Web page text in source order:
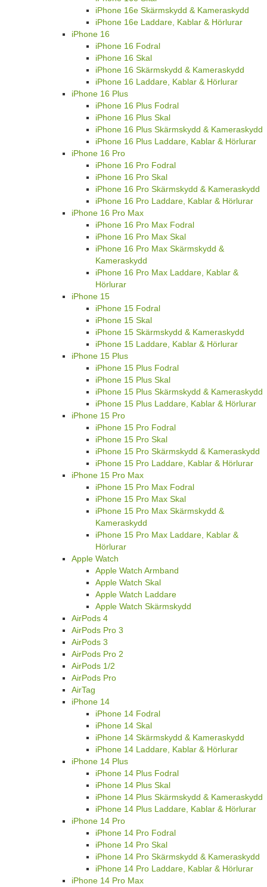
iPhone 16e Skärmskydd & Kameraskydd
iPhone 16e Laddare, Kablar & Hörlurar
iPhone 16
iPhone 16 Fodral
iPhone 16 Skal
iPhone 16 Skärmskydd & Kameraskydd
iPhone 16 Laddare, Kablar & Hörlurar
iPhone 16 Plus
iPhone 16 Plus Fodral
iPhone 16 Plus Skal
iPhone 16 Plus Skärmskydd & Kameraskydd
iPhone 16 Plus Laddare, Kablar & Hörlurar
iPhone 16 Pro
iPhone 16 Pro Fodral
iPhone 16 Pro Skal
iPhone 16 Pro Skärmskydd & Kameraskydd
iPhone 16 Pro Laddare, Kablar & Hörlurar
iPhone 16 Pro Max
iPhone 16 Pro Max Fodral
iPhone 16 Pro Max Skal
iPhone 16 Pro Max Skärmskydd &
Kameraskydd
iPhone 16 Pro Max Laddare, Kablar &
Hörlurar
iPhone 15
iPhone 15 Fodral
iPhone 15 Skal
iPhone 15 Skärmskydd & Kameraskydd
iPhone 15 Laddare, Kablar & Hörlurar
iPhone 15 Plus
iPhone 15 Plus Fodral
iPhone 15 Plus Skal
iPhone 15 Plus Skärmskydd & Kameraskydd
iPhone 15 Plus Laddare, Kablar & Hörlurar
iPhone 15 Pro
iPhone 15 Pro Fodral
iPhone 15 Pro Skal
iPhone 15 Pro Skärmskydd & Kameraskydd
iPhone 15 Pro Laddare, Kablar & Hörlurar
iPhone 15 Pro Max
iPhone 15 Pro Max Fodral
iPhone 15 Pro Max Skal
iPhone 15 Pro Max Skärmskydd &
Kameraskydd
iPhone 15 Pro Max Laddare, Kablar &
Hörlurar
Apple Watch
Apple Watch Armband
Apple Watch Skal
Apple Watch Laddare
Apple Watch Skärmskydd
AirPods 4
AirPods Pro 3
AirPods 3
AirPods Pro 2
AirPods 1/2
AirPods Pro
AirTag
iPhone 14
iPhone 14 Fodral
iPhone 14 Skal
iPhone 14 Skärmskydd & Kameraskydd
iPhone 14 Laddare, Kablar & Hörlurar
iPhone 14 Plus
iPhone 14 Plus Fodral
iPhone 14 Plus Skal
iPhone 14 Plus Skärmskydd & Kameraskydd
iPhone 14 Plus Laddare, Kablar & Hörlurar
iPhone 14 Pro
iPhone 14 Pro Fodral
iPhone 14 Pro Skal
iPhone 14 Pro Skärmskydd & Kameraskydd
iPhone 14 Pro Laddare, Kablar & Hörlurar
iPhone 14 Pro Max